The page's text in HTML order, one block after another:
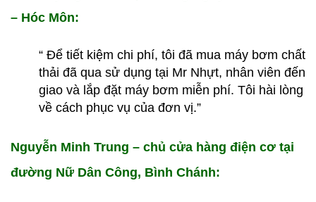
– Hóc Môn:
“ Để tiết kiệm chi phí, tôi đã mua máy bơm chất
thải đã qua sử dụng tại Mr Nhựt, nhân viên đến
giao và lắp đặt máy bơm miễn phí. Tôi hài lòng
về cách phục vụ của đơn vị.”
Nguyễn Minh Trung – chủ cửa hàng điện cơ tại
đường Nữ Dân Công, Bình Chánh: